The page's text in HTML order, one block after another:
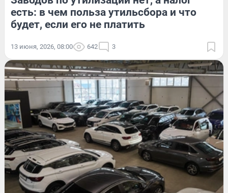
есть: в чем польза утильсбора и что
будет, если его не платить
13 июня, 2026, 08:00 642 3